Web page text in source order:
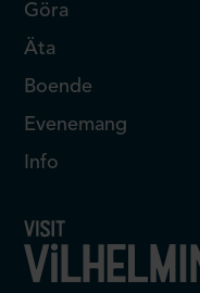
Göra
Äta
Boende
Evenemang
Info